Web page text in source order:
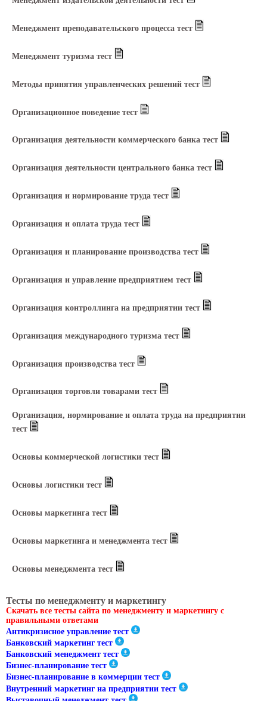
Менеджмент преподавательского процесса тест
Менеджмент туризма тест
Методы принятия управленческих решений тест
Организационное поведение тест
Организация деятельности коммерческого банка тест
Организация деятельности центрального банка тест
Организация и нормирование труда тест
Организация и оплата труда тест
Организация и планирование производства тест
Организация и управление предприятием тест
Организация контроллинга на предприятии тест
Организация международного туризма тест
Организация производства тест
Организация торговли товарами тест
Организация, нормирование и оплата труда на предприятии
тест
Основы коммерческой логистики тест
Основы логистики тест
Основы маркетинга тест
Основы маркетинга и менеджмента тест
Основы менеджмента тест
Тесты по менеджменту и маркетингу
Скачать все тесты сайта по менеджменту и маркетингу с
правильными ответами
Антикризисное управление тест
Банковский маркетинг тест
Банковский менеджмент тест
Бизнес-планирование тест
Бизнес-планирование в коммерции тест
Внутренний маркетинг на предприятии тест